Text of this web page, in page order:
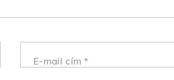
E-mail cím*